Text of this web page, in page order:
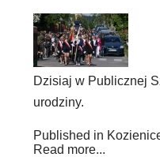
Dzisiaj w Publicznej
urodziny.
Published in
Read more...